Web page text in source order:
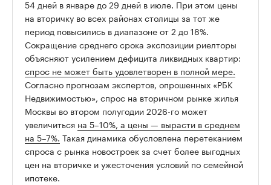
54 дней в январе до 29 дней в июле. При этом цены
на вторичку во всех районах столицы за тот же
период повысились в диапазоне от 2 до 18%.
Сокращение среднего срока экспозиции риелторы
объясняют усилением дефицита ликвидных квартир:
спрос не может быть удовлетворен в полной мере.
Согласно прогнозам экспертов, опрошенных «РБК
Недвижимостью», спрос на вторичном рынке жилья
Москвы во втором полугодии 2026-го может
увеличиться на 5–10%, а цены — вырасти в среднем
на 5–7%. Такая динамика обусловлена перетеканием
спроса с рынка новостроек за счет более выгодных
цен на вторичке и ужесточения условий по семейной
ипотеке.